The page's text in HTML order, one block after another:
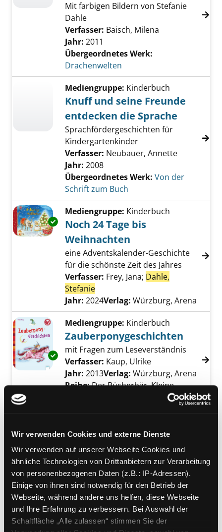
Wir verwenden Cookies und externe Dienste
Wir verwenden auf unserer Webseite Cookies und
ähnliche Technologien von Drittanbietern zur Verarbeitung
von personenbezogenen Daten (z.B.: IP-Adressen).
Einige von ihnen sind notwendig für den Betrieb der
Webseite, während andere uns helfen, diese Webseite
und Ihre Erfahrung zu verbessern. Bei Auswahl der
Schaltfläche „Alle zulassen“ stimmen Sie der
Mit farbigen Bildern von Stefanie
Dahle
Verfasser: Baisch, Milena
Jahr: 2011
Übergeordnetes Werk:
Drachenwelten
Mediengruppe: Kinderbuch
Knuff und seine Freunde
entdecken die Sprache
Sprachfördergeschichten für
Kindergartenkinder
Verfasser: Neubauer, Annette
Jahr: 2008
Übergeordnetes Werk: Von der
Schrift zum Buch
Exemplar-Details von Noch 24 Tage bis
Mediengruppe: Kinderbuch
Noch 24 Tage bis
Weihnachten
eine Adventskalender-Geschichte
für die schönste Zeit des Jahres
Verfasser: Frey, Jana; Dahle,
Stefanie
Jahr: 2024Verlag: Würzburg, Arena
Exemplar-Details von
Mediengruppe: Kinderbuch
Zauberponygeschichten
mit Fragen zum Leseverständnis
Verfasser: Kaup, Ulrike Suche nach
Jahr: 2013Verlag: Würzburg, Arena
Reihe:Der Bücherbär, Kleine
Exemplar-Details von Die kleine
Die kleine Meerjungfrau
und das Seepferdchen-
Abenteuer
Suche nach diesem Verfasser
Jahr:2007
Verlag:Würzburg, Arena-Verl.
Mediengruppe:Kinderbuch
Die kleine Meerjungfrau